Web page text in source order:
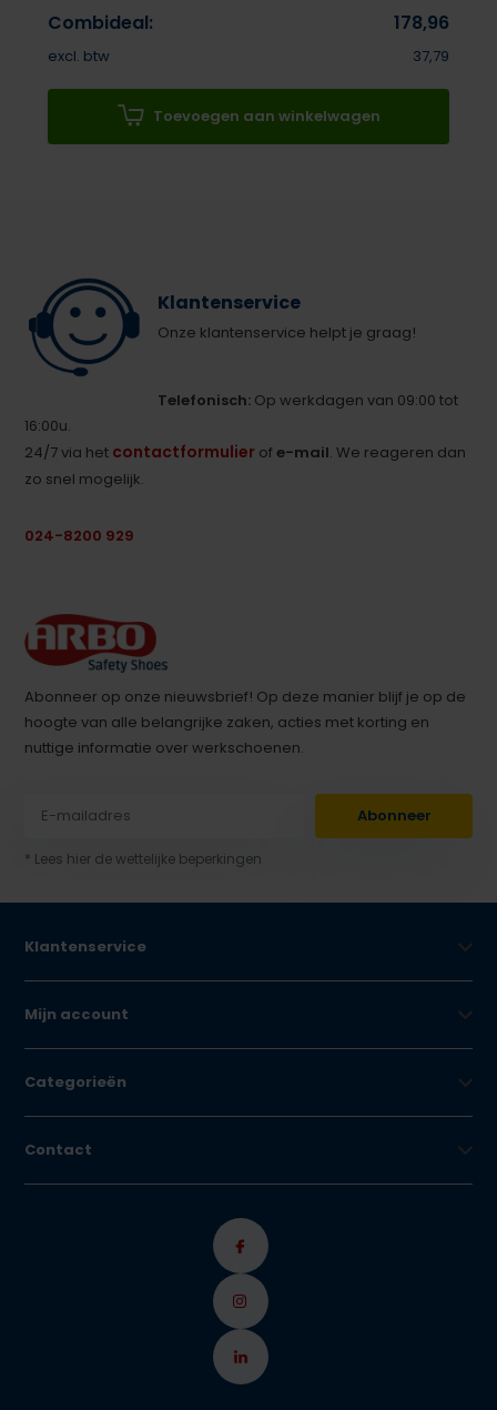
Combideal: 178,96
excl. btw 37,79
Toevoegen aan winkelwagen
Klantenservice
Onze klantenservice helpt je graag!
Telefonisch: Op werkdagen van 09:00 tot
16:00u.
24/7 via het contactformulier ofe-mail. We reageren dan
zo snel mogelijk.
024-8200 929
Abonneer op onze nieuwsbrief! Op deze manier blijf je op de
hoogte van alle belangrijke zaken, acties met korting en
nuttige informatie over werkschoenen.
Abonneer
* Lees hier de wettelijke beperkingen
Klantenservice
Mijn account
Categorieën
Contact